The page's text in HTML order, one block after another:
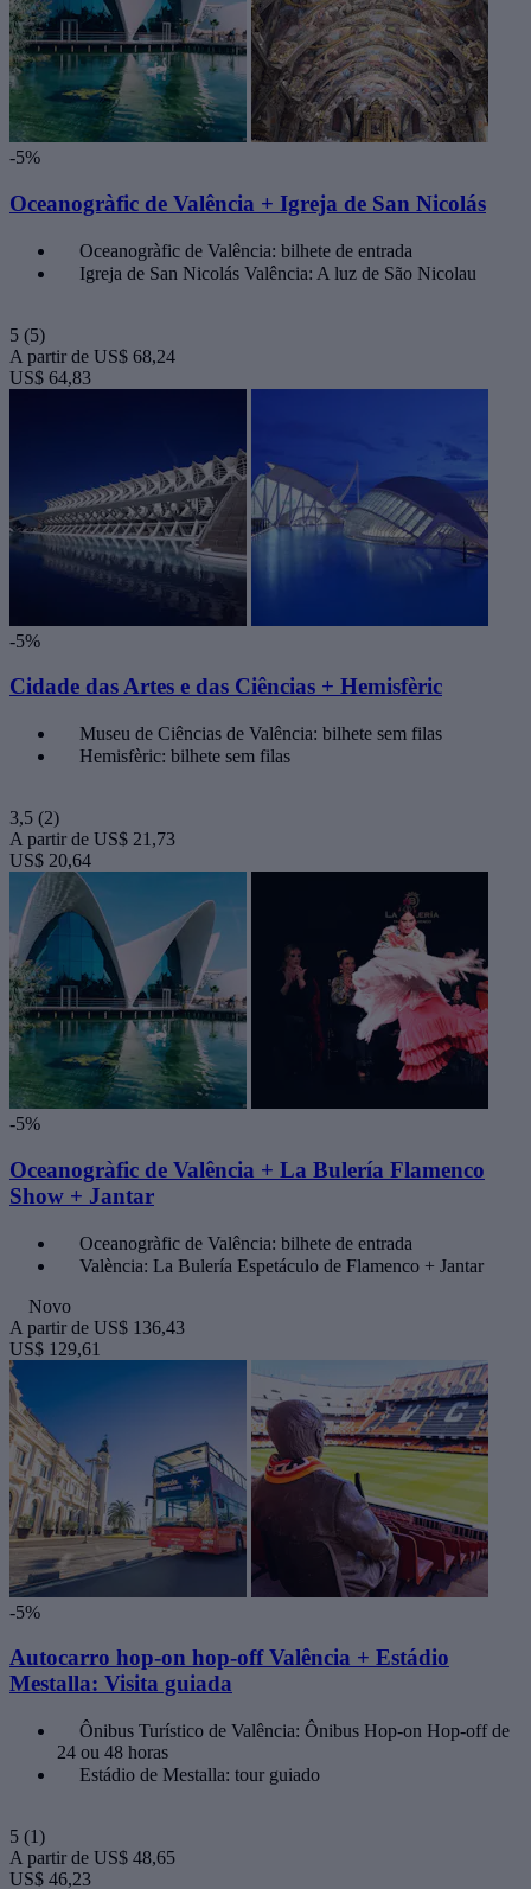
-5%
Oceanogràfic de Valência + Igreja de San Nicolás
Oceanogràfic de Valência: bilhete de entrada
Igreja de San Nicolás Valência: A luz de São Nicolau
5 (5)
A partir de US$ 68,24
US$ 64,83
-5%
Cidade das Artes e das Ciências + Hemisfèric
Museu de Ciências de Valência: bilhete sem filas
Hemisfèric: bilhete sem filas
3,5 (2)
A partir de US$ 21,73
US$ 20,64
-5%
Oceanogràfic de Valência + La Bulería Flamenco
Show + Jantar
Oceanogràfic de Valência: bilhete de entrada
València: La Bulería Espetáculo de Flamenco + Jantar
Novo
A partir de US$ 136,43
US$ 129,61
-5%
Autocarro hop-on hop-off Valência + Estádio
Mestalla: Visita guiada
Ônibus Turístico de Valência: Ônibus Hop-on Hop-off de
24 ou 48 horas
Estádio de Mestalla: tour guiado
5 (1)
A partir de US$ 48,65
US$ 46,23